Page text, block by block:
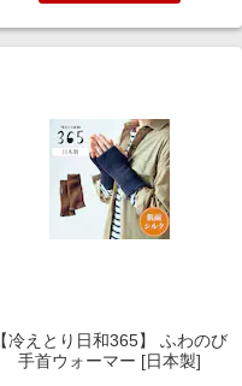
【冷えとり日和365】 ふわのび
手首ウォーマー [日本製]